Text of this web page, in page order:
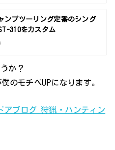
ンプツーリング定番のシング
310をカスタム
か？
のモチベUPになります。